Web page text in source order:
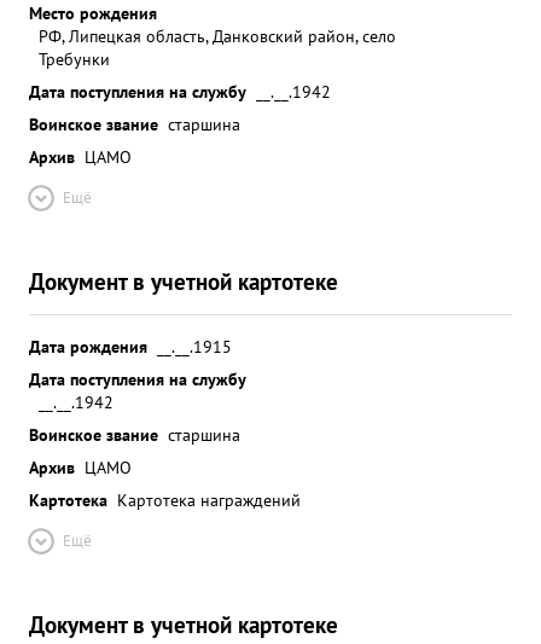
Место рождения
РФ, Липецкая область, Данковский район, село
Требунки
Дата поступления на службу
__.__.1942
Воинское звание старшина
Архив ЦАМО
Ещё
Документ в учетной картотеке
Дата рождения
__.__.1915
Дата поступления на службу
__.__.1942
Воинское звание старшина
Архив ЦАМО
Картотека Картотека награждений
Ещё
Документ в учетной картотеке